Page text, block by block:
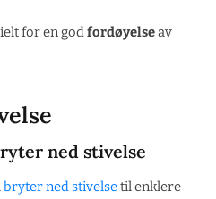
for en godfordøyelseav
ned stivelse
bryter ned stivelsetil enklere